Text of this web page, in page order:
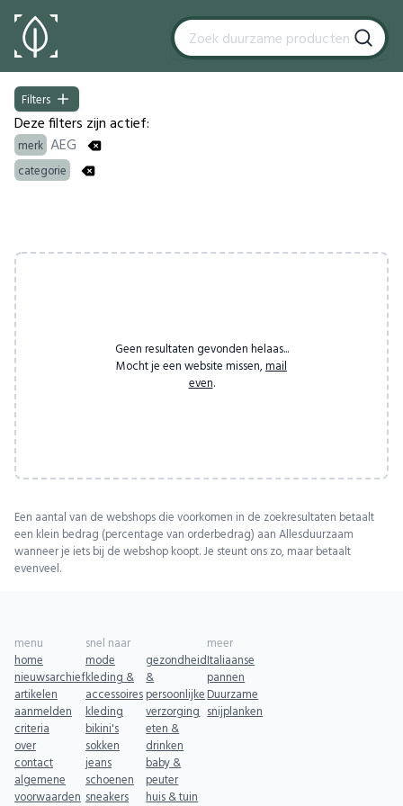
Filters
Filters
Deze filters zijn actief:
merk AEG
categorie
Geen resultaten gevonden helaas...
Mocht je een website missen, mail
even.
Een aantal van de webshops die voorkomen in de zoekresultaten betaalt
een klein bedrag (percentage van orderbedrag) aan Allesduurzaam
wanneer je iets bij de webshop koopt. Je steunt ons zo, maar betaalt
evenveel.
menu
home
nieuwsarchief
artikelen
aanmelden
criteria
over
contact
algemene
voorwaarden
snel naar
mode
kleding &
accessoires
kleding
bikini's
sokken
jeans
schoenen
sneakers
gezondheid
&
persoonlijke
verzorging
eten &
drinken
baby &
peuter
huis & tuin
meer
Italiaanse
pannen
Duurzame
snijplanken